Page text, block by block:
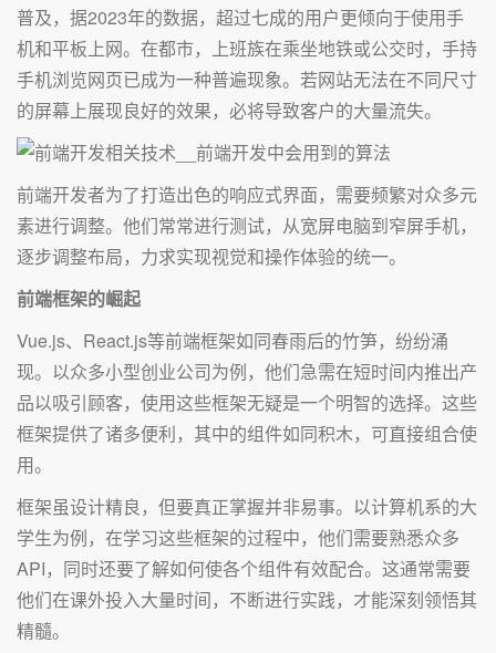
普及，据2023年的数据，超过七成的用户更倾向于使用手
机和平板上网。在都市，上班族在乘坐地铁或公交时，手持
手机浏览网页已成为一种普遍现象。若网站无法在不同尺寸
的屏幕上展现良好的效果，必将导致客户的大量流失。
前端开发者为了打造出色的响应式界面，需要频繁对众多元
素进行调整。他们常常进行测试，从宽屏电脑到窄屏手机，
逐步调整布局，力求实现视觉和操作体验的统一。
前端框架的崛起
Vue.js、React.js等前端框架如同春雨后的竹笋，纷纷涌
现。以众多小型创业公司为例，他们急需在短时间内推出产
品以吸引顾客，使用这些框架无疑是一个明智的选择。这些
框架提供了诸多便利，其中的组件如同积木，可直接组合使
用。
框架虽设计精良，但要真正掌握并非易事。以计算机系的大
学生为例，在学习这些框架的过程中，他们需要熟悉众多
API，同时还要了解如何使各个组件有效配合。这通常需要
他们在课外投入大量时间，不断进行实践，才能深刻领悟其
精髓。